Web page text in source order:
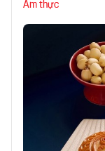
Ẩm thực